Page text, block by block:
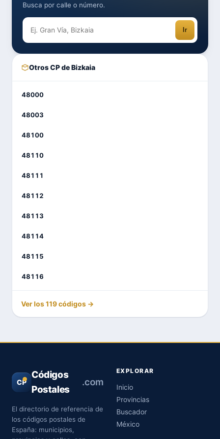
Busca por calle o número.
Ir
Otros CP de Bizkaia
48000
48003
48100
48110
48111
48112
48113
48114
48115
48116
Ver los 119 códigos →
CP
Códigos
Postales
.com
El directorio de referencia de
los códigos postales de
España: municipios,
EXPLORAR
Inicio
Provincias
Buscador
México